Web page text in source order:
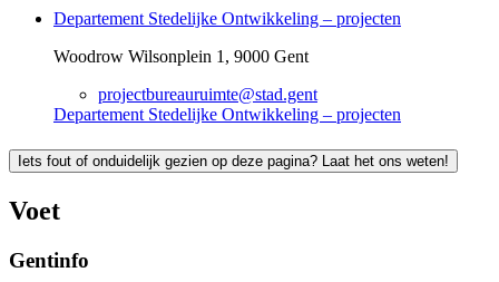
Departement Stedelijke Ontwikkeling – projecten
Woodrow Wilsonplein 1, 9000 Gent
projectbureauruimte@stad.gent
Departement Stedelijke Ontwikkeling – projecten
Iets fout of onduidelijk gezien op deze pagina? Laat het ons weten!
Voet
Gentinfo